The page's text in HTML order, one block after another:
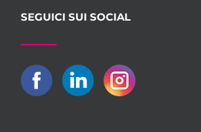
SEGUICI SUI SOCIAL